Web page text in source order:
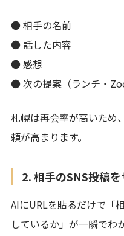
● 相手の名前
● 話した内容
● 感想
● 次の提案（ランチ・
札幌は再会率が高いため
頼が高まります。
2. 相手のSNS投稿
AIにURLを貼るだけで「
しているか」が一瞬でわ